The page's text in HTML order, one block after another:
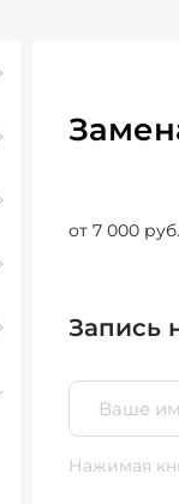
от 7 000 руб.
Запись
Нажимая